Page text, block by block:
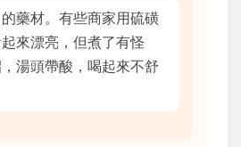
藥材。有些商家用硫磺
來漂亮，但煮了有怪
湯頭帶酸，喝起來不舒